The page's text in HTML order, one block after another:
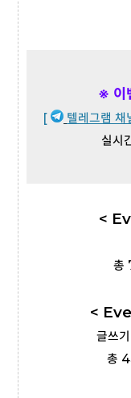
※ 이
[ 텔레그램 채
실시
<
총
<
글쓰
총 4